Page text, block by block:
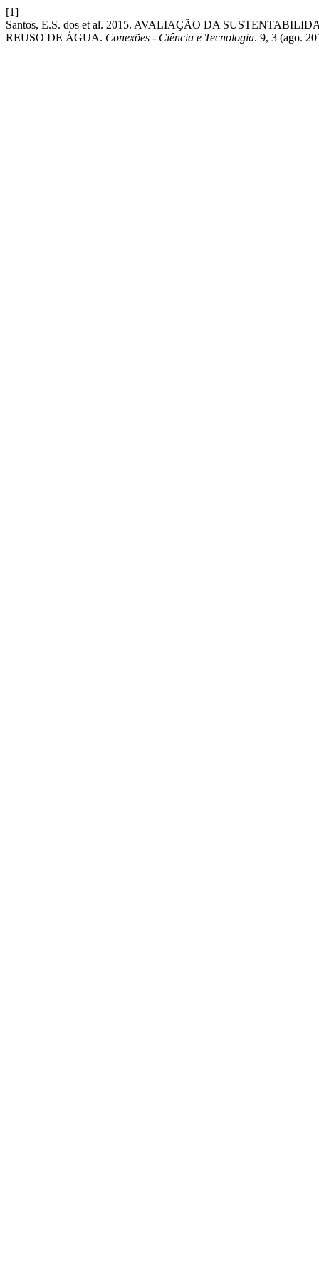
[1]
Santos, E.S. dos et al. 2015. AVALIAÇÃO DA
REUSO DE ÁGUA. Conexões - Ciência e Tecnologia. 9, 3 (ago.